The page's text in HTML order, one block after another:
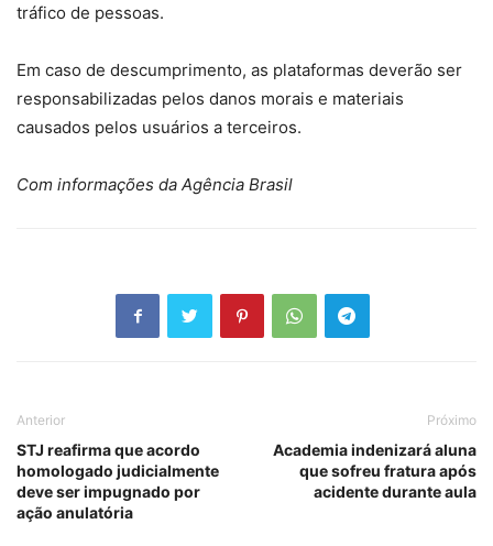
tráfico de pessoas.
Em caso de descumprimento, as plataformas deverão ser
responsabilizadas pelos danos morais e materiais
causados pelos usuários a terceiros.
Com informações da Agência Brasil
Anterior
STJ reafirma que acordo
homologado judicialmente
deve ser impugnado por
ação anulatória
Próximo
Academia indenizará aluna
que sofreu fratura após
acidente durante aula